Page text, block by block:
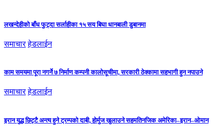
लखन्देहीको बाँध फुट्दा सर्लाहीका १५ सय बिघा धानबाली डुबानमा
समाचार हेडलाईन
काम समयमा पूरा नगर्ने ७ निर्माण कम्पनी कालोसूचीमा, सरकारी ठेक्कामा सहभागी हुन नपाउने
समाचार हेडलाईन
इरान युद्ध छिट्टै अन्त्य हुने ट्रम्पको दाबी, होर्मुज खुलाउने सहमतिनजिक अमेरिका–इरान–ओमान